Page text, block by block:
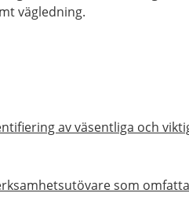
vägledning.
av väsentliga och
som